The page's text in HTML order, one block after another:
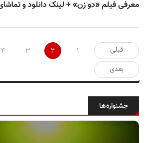
معرفی فیلم «دو زن» + لینک دانلود و
صفحه‌بندی
نوشته‌ها
قبلی ۱ ۲ ۳ ۴
بعدی
جشنواره‌ها